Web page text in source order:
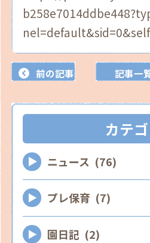
前の記事 記事一
カテ
ニュース (76)
プレ保育 (7)
園日記 (2)